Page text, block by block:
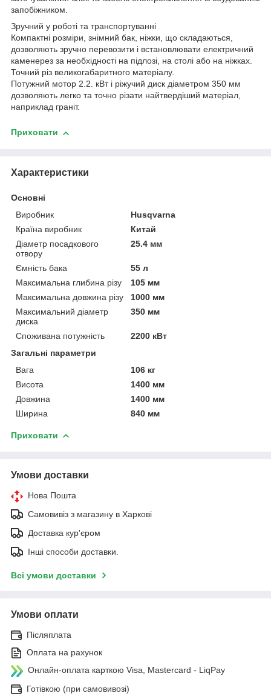
запобіжником.
Зручний у роботі та транспортуванні
Компактні розміри, знімний бак, ніжки, що складаються,
дозволяють зручно перевозити і встановлювати електричний
каменерез за необхідності на підлозі, на столі або на ніжках.
Точний різ великогабаритного матеріалу.
Потужний мотор 2.2. кВт і ріжучий диск діаметром 350 мм
дозволяють легко та точно різати найтвердіший матеріал,
наприклад граніт.
Приховати
Характеристики
Основні
Виробник
Husqvarna
Країна виробник
Китай
Діаметр посадкового
отвору
25.4 мм
Ємність бака
55 л
Максимальна глибина різу
105 мм
Максимальна довжина різу
1000 мм
Максимальний діаметр
диска
350 мм
Споживана потужність
2200 кВт
Загальні параметри
Вага
106 кг
Висота
1400 мм
Довжина
1400 мм
Ширина
840 мм
Приховати
Умови доставки
Нова Пошта
Самовивіз з магазину в Харкові
Доставка кур'єром
Інші способи доставки.
Всі умови доставки
Умови оплати
Післяплата
Оплата на рахунок
Онлайн-оплата карткою Visa, Mastercard - LiqPay
Готівкою (при самовивозі)